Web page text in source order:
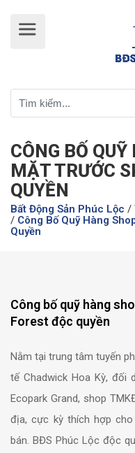
CÔNG BỐ
MẶT TRƯỚC
QUYỀN
Bất Động Sản Phúc Lộc /
/ Công Bố Quỹ Hàng
Quyền
Công bố quỹ hàng
Forest độc quyền
Nằm tại trung tâm tuyến
tế Chadwick Hoa Kỳ, đối
Ecopark Grand, shop
địa, cực kỳ thích hợp
bán. BĐS Phúc Lộc độc